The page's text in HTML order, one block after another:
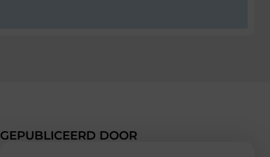
GEPUBLICEERD DOOR